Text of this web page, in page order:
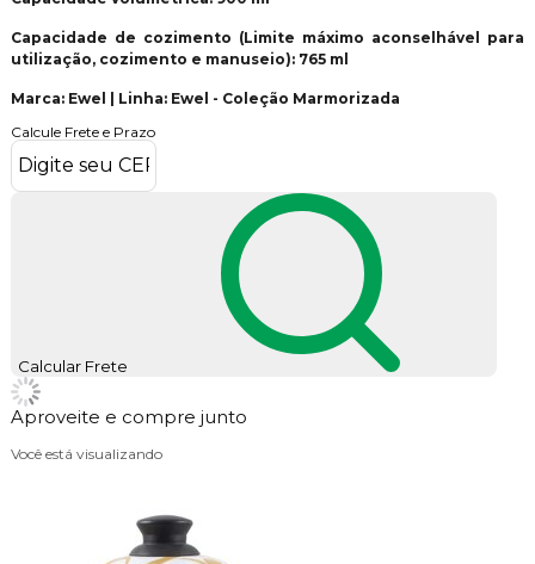
Capacidade de cozimento (Limite máximo aconselhável para
utilização, cozimento e manuseio): 765 ml
Marca: Ewel | Linha: Ewel - Coleção Marmorizada
Calcule Frete e Prazo
Calcular Frete
Aproveite e compre junto
Você está visualizando